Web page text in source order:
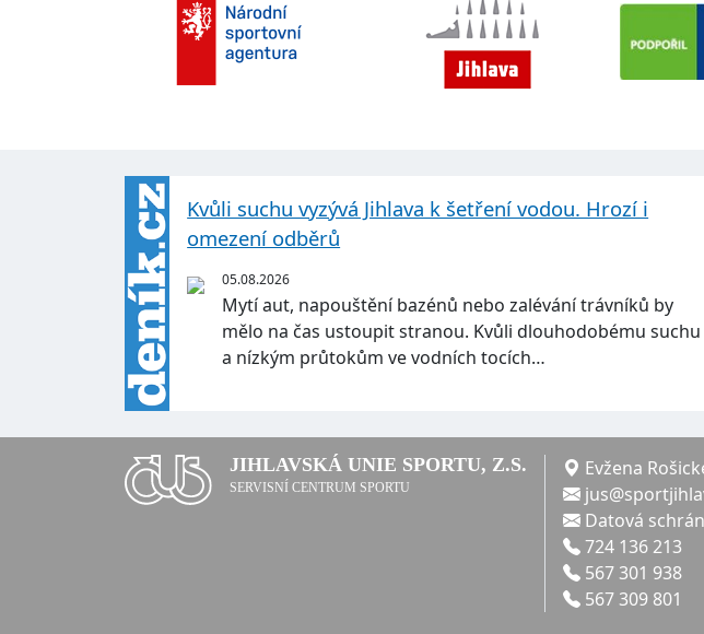
Kvůli suchu vyzývá Jihlava k šetření vodou. Hrozí i
omezení odběrů
05.08.2026
Mytí aut, napouštění bazénů nebo zalévání trávníků by
mělo na čas ustoupit stranou. Kvůli dlouhodobému suchu
a nízkým průtokům ve vodních tocích…
JIHLAVSKÁ UNIE SPORTU, Z.S.
SERVISNÍ CENTRUM SPORTU
Evžena
Datová
724 136 213
567 301 938
567 309 801